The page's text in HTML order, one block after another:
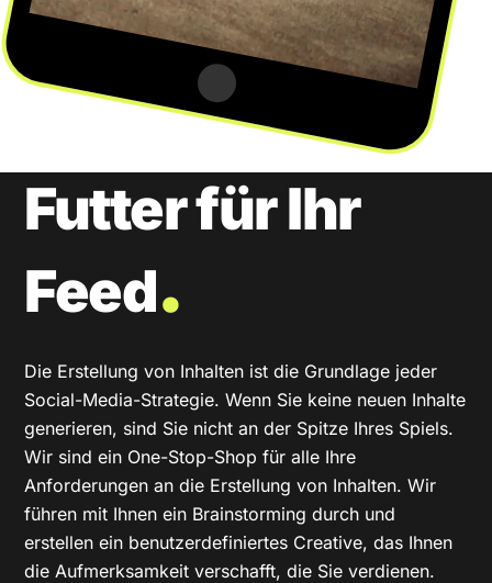
Futter für Ihr
Feed.
Die Erstellung von Inhalten ist die Grundlage jeder
Social-Media-Strategie. Wenn Sie keine neuen Inhalte
generieren, sind Sie nicht an der Spitze Ihres Spiels.
Wir sind ein One-Stop-Shop für alle Ihre
Anforderungen an die Erstellung von Inhalten. Wir
führen mit Ihnen ein Brainstorming durch und
erstellen ein benutzerdefiniertes Creative, das Ihnen
die Aufmerksamkeit verschafft, die Sie verdienen.